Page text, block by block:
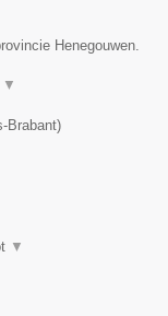
Henegouwen.
▼
Brabant)
▼